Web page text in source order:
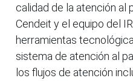
calidad de la atención al
Cendeit y el equipo del
herramientas
sistema de atención al
los flujos de atención